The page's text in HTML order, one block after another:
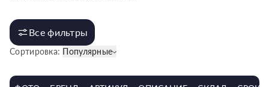
Все фильтры
Сортировка: Популярные